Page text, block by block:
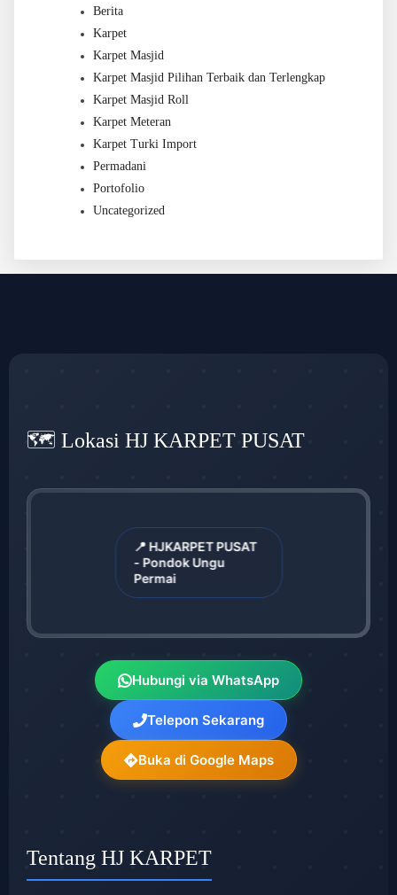
Berita
Karpet
Karpet Masjid
Karpet Masjid Pilihan Terbaik dan Terlengkap
Karpet Masjid Roll
Karpet Meteran
Karpet Turki Import
Permadani
Portofolio
Uncategorized
🗺️ Lokasi HJ KARPET PUSAT
📍 HJKARPET PUSAT
- Pondok Ungu
Permai
Hubungi via WhatsApp
Telepon Sekarang
Buka di Google Maps
Tentang HJ KARPET